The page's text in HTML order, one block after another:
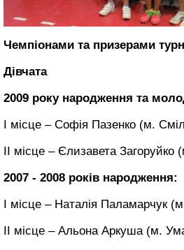
Чемпіонами та призерами
Дівчата
2009 року народження та
І місце – Софія Пазенко (м.
ІІ місце – Єлизавета
2007 - 2008 років народження:
І місце – Наталія Паламарчук
ІІ місце – Альона Аркуша (м.